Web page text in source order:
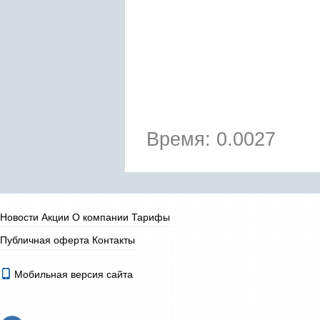
Время: 0.0027
Новости Акции О компании Тарифы
Публичная оферта Контакты
Мобильная версия сайта